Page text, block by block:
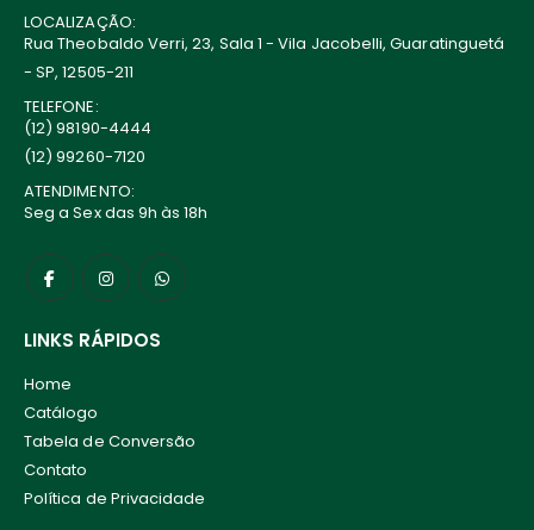
LOCALIZAÇÃO:
Rua Theobaldo Verri, 23, Sala 1 - Vila Jacobelli, Guaratinguetá
- SP, 12505-211
TELEFONE:
(12) 98190-4444
(12) 99260-7120
ATENDIMENTO:
Seg a Sex das 9h às 18h
LINKS RÁPIDOS
Home
Catálogo
Tabela de Conversão
Contato
Política de Privacidade